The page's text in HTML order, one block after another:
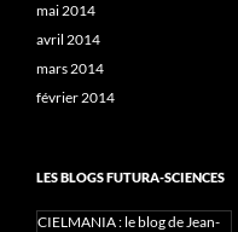
mai 2014
avril 2014
mars 2014
février 2014
LES BLOGS FUTURA-SCIENCES
CIELMANIA : le blog de Jean-